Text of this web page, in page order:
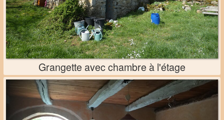
Grangette avec chambre à l'étage